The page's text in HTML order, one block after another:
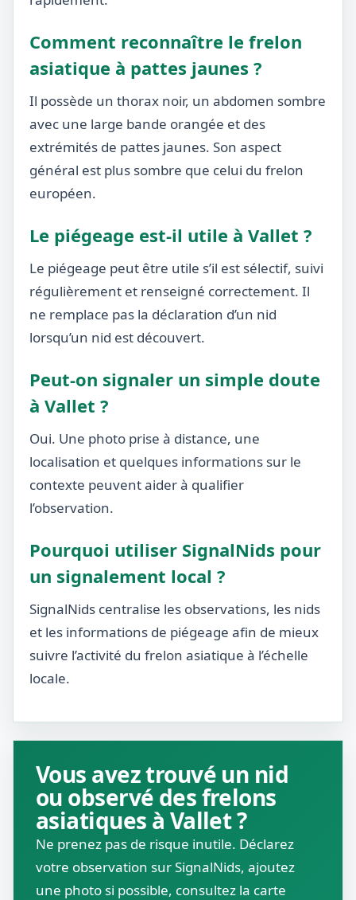
Comment reconnaître le frelon
asiatique à pattes jaunes ?
Il possède un thorax noir, un abdomen sombre
avec une large bande orangée et des
extrémités de pattes jaunes. Son aspect
général est plus sombre que celui du frelon
européen.
Le piégeage est-il utile à Vallet ?
Le piégeage peut être utile s’il est sélectif, suivi
régulièrement et renseigné correctement. Il
ne remplace pas la déclaration d’un nid
lorsqu’un nid est découvert.
Peut-on signaler un simple doute
à Vallet ?
Oui. Une photo prise à distance, une
localisation et quelques informations sur le
contexte peuvent aider à qualifier
l’observation.
Pourquoi utiliser SignalNids pour
un signalement local ?
SignalNids centralise les observations, les nids
et les informations de piégeage afin de mieux
suivre l’activité du frelon asiatique à l’échelle
locale.
Vous avez trouvé un nid
ou observé des frelons
asiatiques à Vallet ?
Ne prenez pas de risque inutile. Déclarez
votre observation sur SignalNids, ajoutez
une photo si possible, consultez la carte